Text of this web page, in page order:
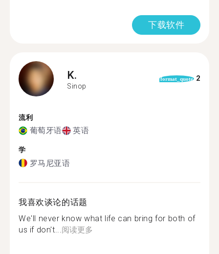
下载软件
K.
Sinop
format_quote 2
流利
葡萄牙语 英语
学
罗马尼亚语
我喜欢谈论的话题
We'll never know what life can bring for both of
us if don't... 阅读更多